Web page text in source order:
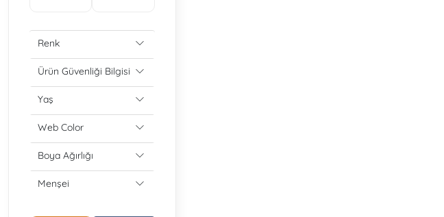
Renk
Ürün Güvenliği Bilgisi
Yaş
Web Color
Boya Ağırlığı
Menşei